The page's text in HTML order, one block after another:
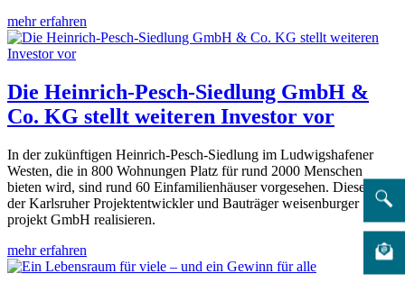
mehr erfahren
Die Heinrich-Pesch-Siedlung GmbH &
Co. KG stellt weiteren Investor vor
In der zukünftigen Heinrich-Pesch-Siedlung im Ludwigshafener
Westen, die in 800 Wohnungen Platz für rund 2000 Menschen
bieten wird, sind rund 60 Einfamilienhäuser vorgesehen. Diese wird
der Karlsruher Projektentwickler und Bauträger weisenburger
projekt GmbH realisieren.
mehr erfahren